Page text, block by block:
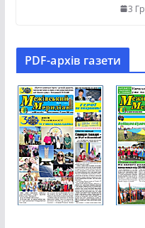
3
PDF-aрхів газети